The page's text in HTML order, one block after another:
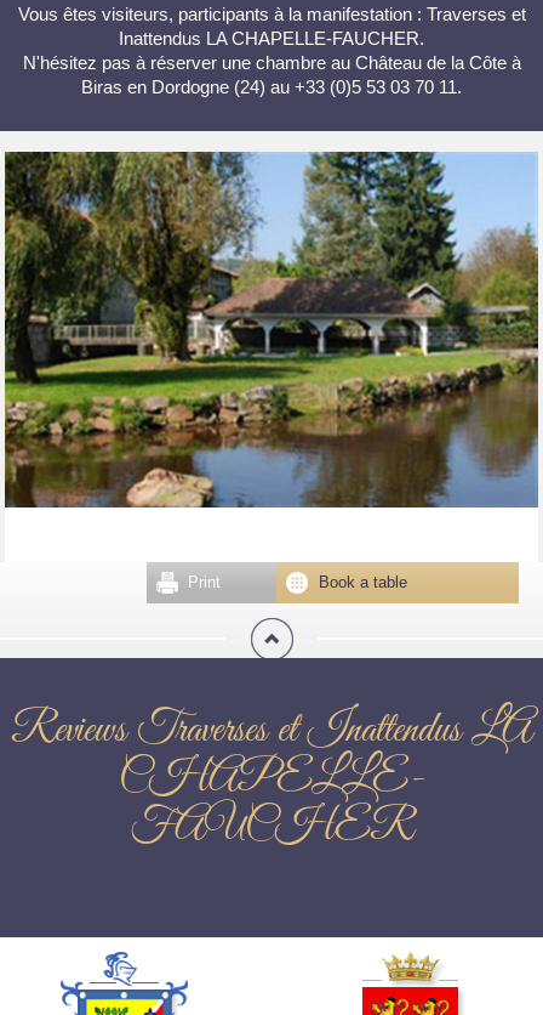
Vous êtes visiteurs, participants à la manifestation : Traverses et
Inattendus LA CHAPELLE-FAUCHER.
N'hésitez pas à réserver une chambre au Château de la Côte à
Biras en Dordogne (24) au +33 (0)5 53 03 70 11.
Book a table
Print
Reviews Traverses et Inattendus LA
CHAPELLE-
FAUCHER